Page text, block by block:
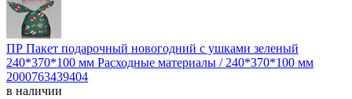
ПР Пакет подарочный новогодний с ушками зеленый
240*370*100 мм Расходные материалы / 240*370*100 мм
2000763439404
в наличии